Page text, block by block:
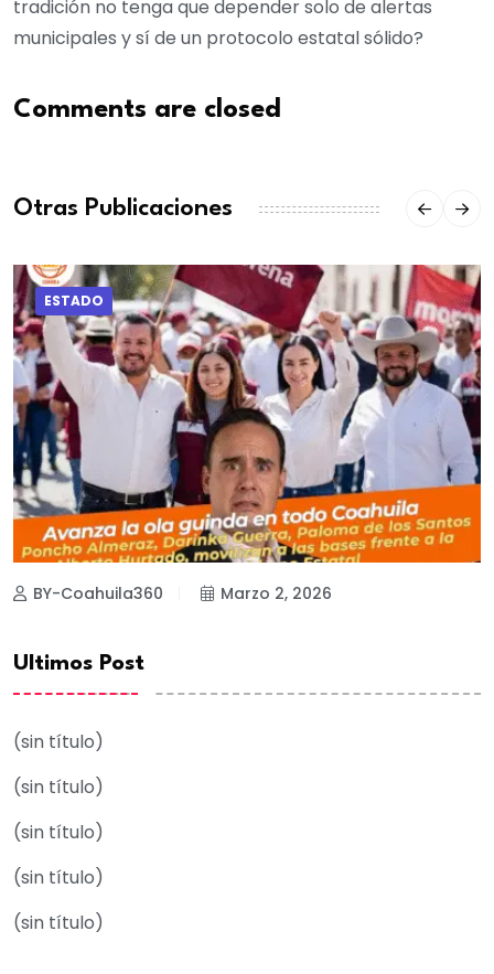
tradición no tenga que depender solo de alertas
municipales y sí de un protocolo estatal sólido?
Comments are closed
Otras Publicaciones
ESTADO
BY-Coahuila360 Marzo 2, 2026
Ultimos Post
(sin título)
(sin título)
(sin título)
(sin título)
(sin título)